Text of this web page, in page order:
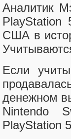
Аналитик
PlayStation
США в
Если
денежном
Nintendo
PlayStation